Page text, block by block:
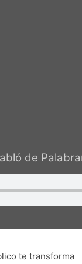
de
te transforma